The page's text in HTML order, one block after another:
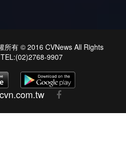
有 © 2016 CVNews All Rights
9907